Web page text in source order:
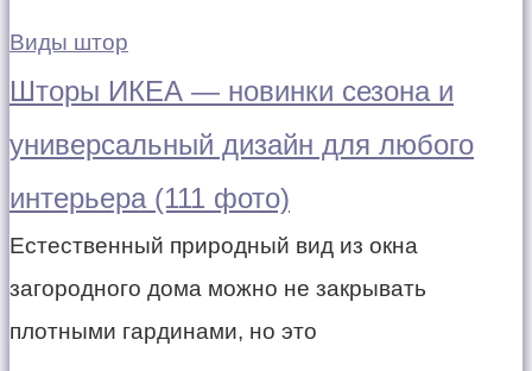
Виды штор
Шторы ИКЕА — новинки сезона и
универсальный дизайн для любого
интерьера (111 фото)
Естественный природный вид из окна
загородного дома можно не закрывать
плотными гардинами, но это